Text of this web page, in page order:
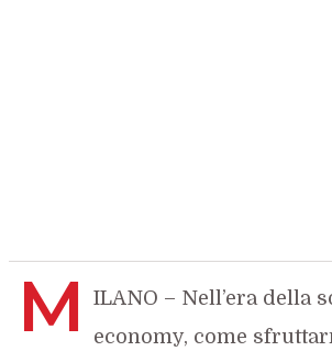
M
ILANO – Nell’era della
economy, come